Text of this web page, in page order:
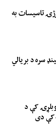
تاسیسات به
سره د بریالي
سره په ۵۰آوریز لوبلړۍ کې د
کې دی